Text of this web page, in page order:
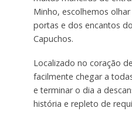
Minho, escolhemos
portas e dos encantos
Capuchos.
Localizado no coração
facilmente chegar a
e terminar o dia a
história e repleto de